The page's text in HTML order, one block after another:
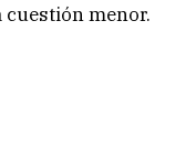
cuestión menor.